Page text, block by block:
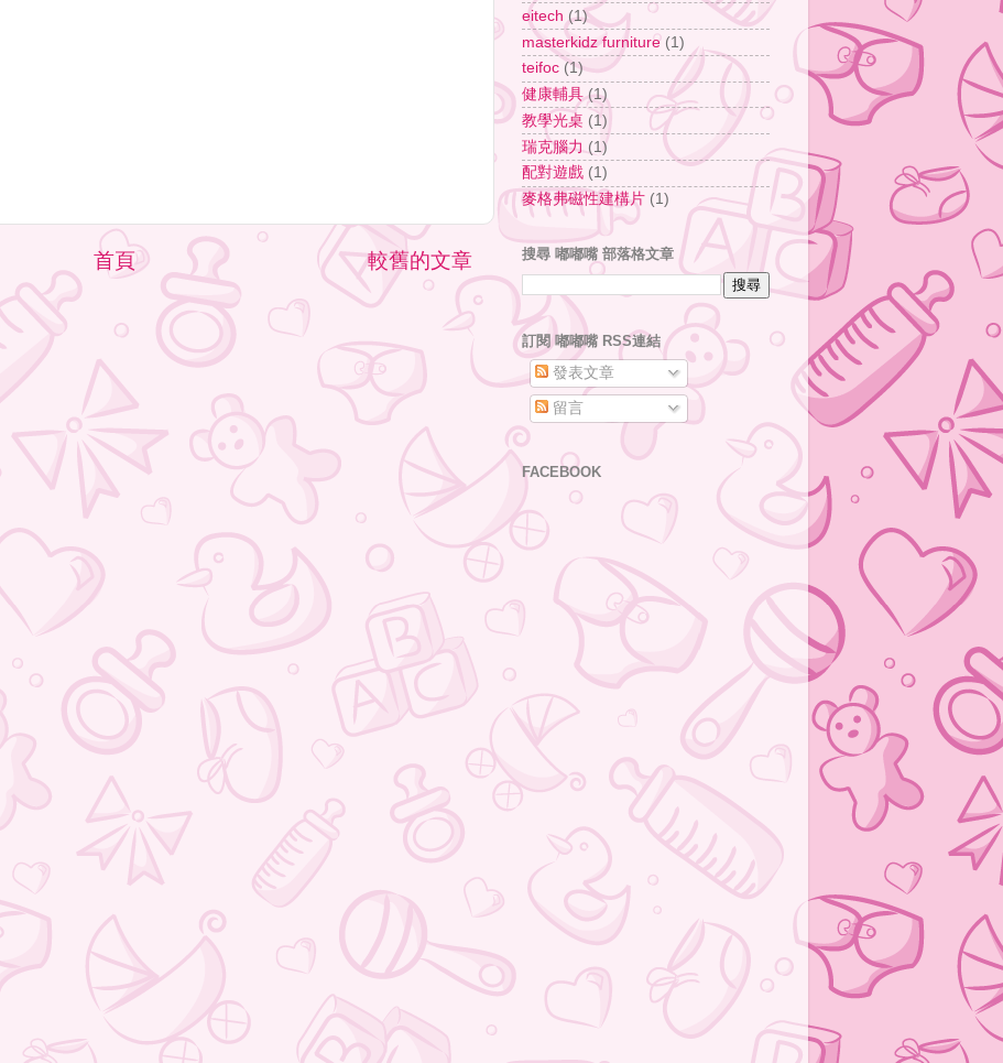
較舊的文章
首頁
eitech (1)
masterkidz furniture (1)
teifoc (1)
健康輔具 (1)
教學光桌 (1)
瑞克腦力 (1)
配對遊戲 (1)
麥格弗磁性建構片 (1)
搜尋 嘟嘟嘴 部落格文章
訂閱 嘟嘟嘴 RSS連結
發表文章
留言
FACEBOOK